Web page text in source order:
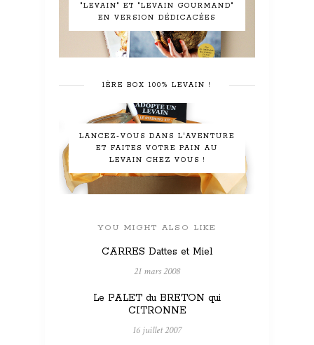
"LEVAIN" ET "LEVAIN GOURMAND"
EN VERSION DÉDICACÉES
1ÈRE BOX 100% LEVAIN !
LANCEZ-VOUS DANS L'AVENTURE
ET FAITES VOTRE PAIN AU
LEVAIN CHEZ VOUS !
YOU MIGHT ALSO LIKE
CARRES Dattes et Miel
21 mars 2008
Le PALET du BRETON qui
CITRONNE
16 juillet 2007